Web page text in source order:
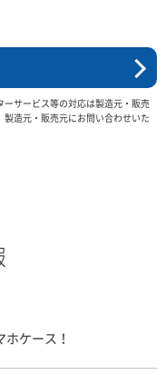
ーサービス等の対応は製造元・販売
造元・販売元にお問い合わせいた
ケース！